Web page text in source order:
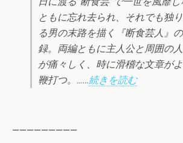
ともに忘れ去られ、それでも独
る男の末路を描く『断食芸人』
録。両編ともに主人公と周囲の
が痛々しく、時に滑稽な文章が
鞭打つ。……続きを読む
—————————